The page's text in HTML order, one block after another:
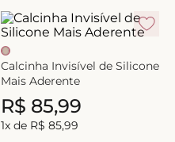
Calcinha Invisível de Silicone
Mais Aderente
R$ 85,99
1x de R$ 85,99